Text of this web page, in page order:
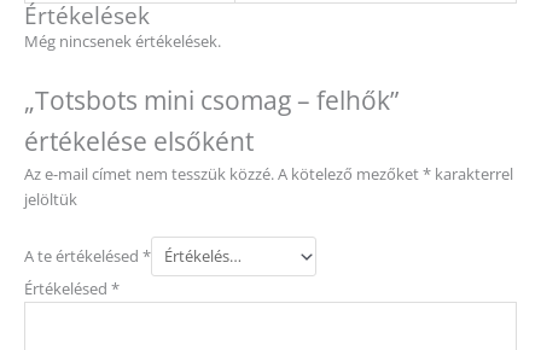
Értékelések
Még nincsenek értékelések.
„Totsbots mini csomag – felhők”
értékelése elsőként
Az e-mail címet nem tesszük közzé.A kötelező mezőket* karakterrel
jelöltük
A te értékelésed *
Értékelésed *